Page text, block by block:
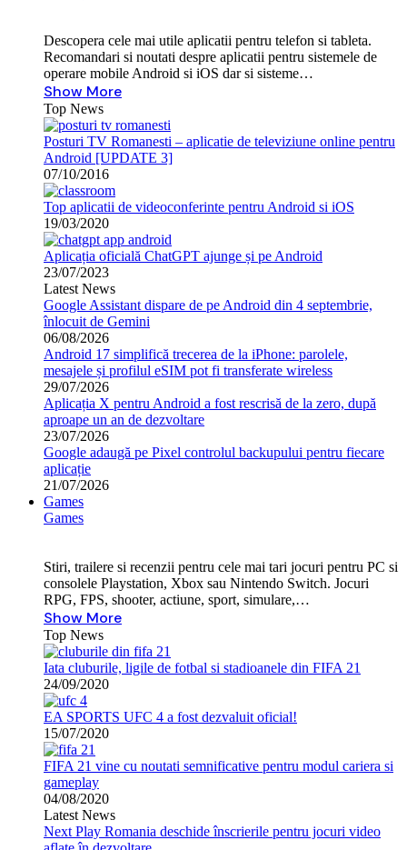
Descopera cele mai utile aplicatii pentru telefon si tableta.
Recomandari si noutati despre aplicatii pentru sistemele de
operare mobile Android si iOS dar si sisteme…
Show More
Top News
Posturi TV Romanesti – aplicatie de televiziune online pentru
Android [UPDATE 3]
07/10/2016
Top aplicatii de videoconferinte pentru Android si iOS
19/03/2020
Aplicația oficială ChatGPT ajunge și pe Android
23/07/2023
Latest News
Google Assistant dispare de pe Android din 4 septembrie,
înlocuit de Gemini
06/08/2026
Android 17 simplifică trecerea de la iPhone: parolele,
mesajele și profilul eSIM pot fi transferate wireless
29/07/2026
Aplicația X pentru Android a fost rescrisă de la zero, după
aproape un an de dezvoltare
23/07/2026
Google adaugă pe Pixel controlul backupului pentru fiecare
aplicație
21/07/2026
Games
Games
Stiri, trailere si recenzii pentru cele mai tari jocuri pentru PC si
consolele Playstation, Xbox sau Nintendo Switch. Jocuri
RPG, FPS, shooter, actiune, sport, simulare,…
Show More
Top News
Iata cluburile, ligile de fotbal si stadioanele din FIFA 21
24/09/2020
EA SPORTS UFC 4 a fost dezvaluit oficial!
15/07/2020
FIFA 21 vine cu noutati semnificative pentru modul cariera si
gameplay
04/08/2020
Latest News
Next Play Romania deschide înscrierile pentru jocuri video